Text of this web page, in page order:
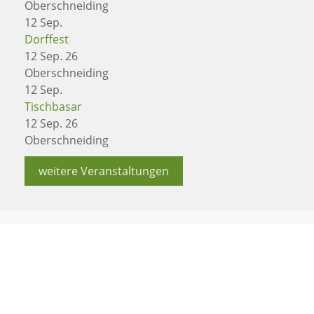
Oberschneiding
12 Sep.
Dorffest
12 Sep. 26
Oberschneiding
12 Sep.
Tischbasar
12 Sep. 26
Oberschneiding
weitere Veranstaltungen